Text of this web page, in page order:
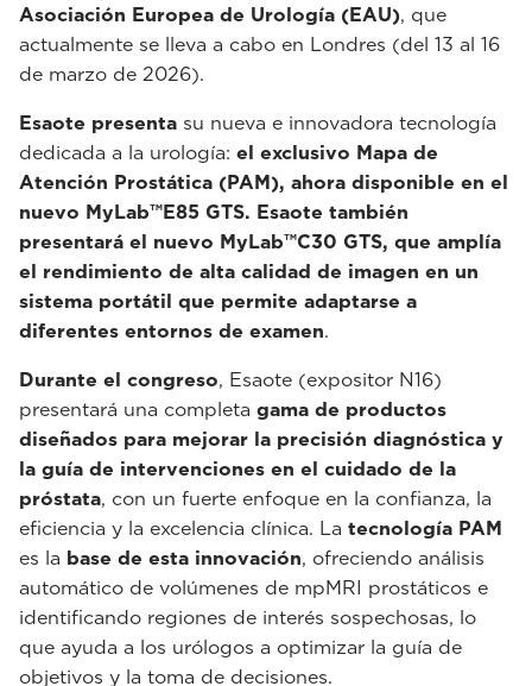
Asociación Europea de Urología (EAU), que
actualmente se lleva a cabo en Londres (del 13 al 16
de marzo de 2026).
Esaote presenta su nueva e innovadora tecnología
dedicada a la urología: el exclusivo Mapa de
Atención Prostática (PAM), ahora disponible en el
nuevo MyLab™E85 GTS. Esaote también
presentará el nuevo MyLab™C30 GTS, que amplía
el rendimiento de alta calidad de imagen en un
sistema portátil que permite adaptarse a
diferentes entornos de examen.
Durante el congreso, Esaote (expositor N16)
presentará una completa gama de productos
diseñados para mejorar la precisión diagnóstica y
la guía de intervenciones en el cuidado de la
próstata, con un fuerte enfoque en la confianza, la
eficiencia y la excelencia clínica. La tecnología PAM
es la base de esta innovación, ofreciendo análisis
automático de volúmenes de mpMRI prostáticos e
identificando regiones de interés sospechosas, lo
que ayuda a los urólogos a optimizar la guía de
objetivos y la toma de decisiones.